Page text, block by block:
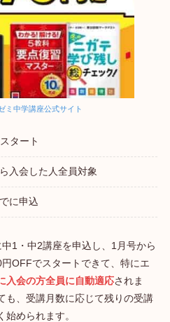
ミ中学講座公式サイト
タート
入会した人全員対象
に申込
1・中2講座を申込し、1月号から
OFFでスタートできて、特にエ
入会の方全員に自動適応されま
も、受講月数に応じて残りの受講
められます。